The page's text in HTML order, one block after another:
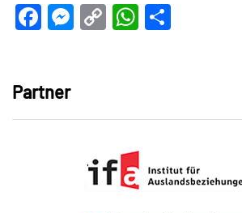
Facebook
Messenger
CopyWhatsApp
Partner